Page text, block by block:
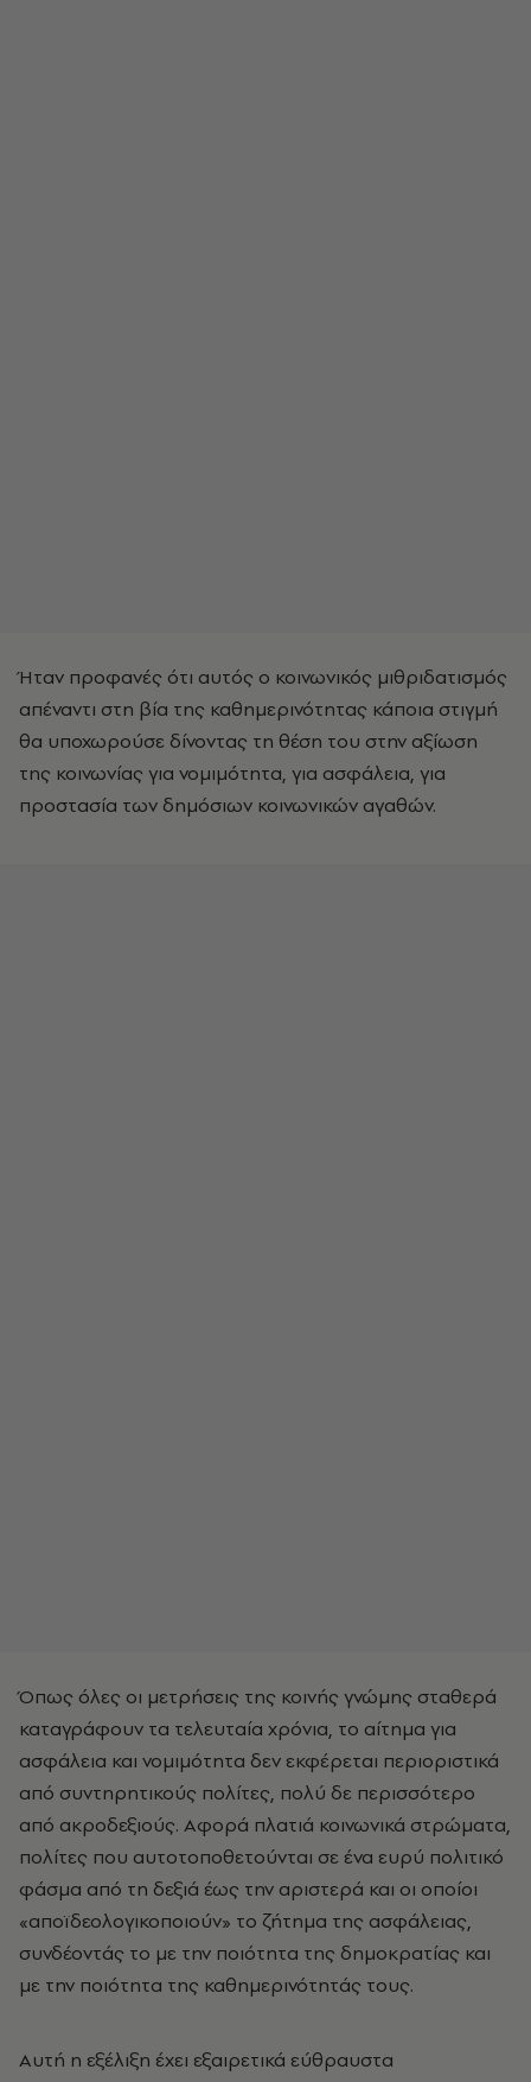
Ήταν προφανές ότι αυτός ο κοινωνικός μιθριδατισμός
απέναντι στη βία της καθημερινότητας κάποια στιγμή
θα υποχωρούσε δίνοντας τη θέση του στην αξίωση
της κοινωνίας για νομιμότητα, για ασφάλεια, για
προστασία των δημόσιων κοινωνικών αγαθών.
Όπως όλες οι μετρήσεις της κοινής γνώμης σταθερά
καταγράφουν τα τελευταία χρόνια, το αίτημα για
ασφάλεια και νομιμότητα δεν εκφέρεται περιοριστικά
από συντηρητικούς πολίτες, πολύ δε περισσότερο
από ακροδεξιούς. Αφορά πλατιά κοινωνικά στρώματα,
πολίτες που αυτοτοποθετούνται σε ένα ευρύ πολιτικό
φάσμα από τη δεξιά έως την αριστερά και οι οποίοι
«αποϊδεολογικοποιούν» το ζήτημα της ασφάλειας,
συνδέοντάς το με την ποιότητα της δημοκρατίας και
με την ποιότητα της καθημερινότητάς τους.
Αυτή η εξέλιξη έχει εξαιρετικά εύθραυστα